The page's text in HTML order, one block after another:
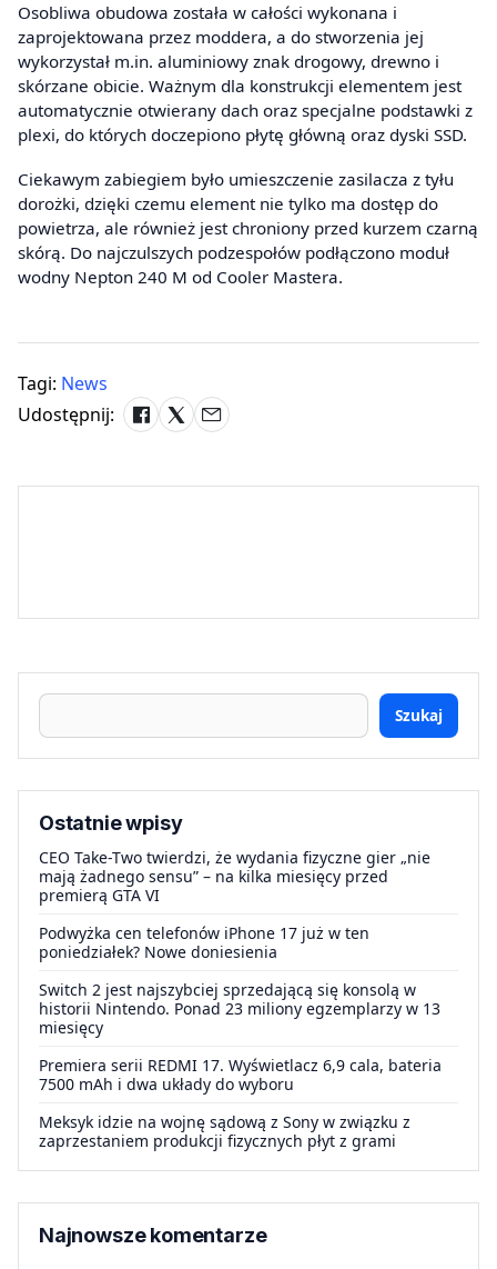
Osobliwa obudowa została w całości wykonana i
zaprojektowana przez moddera, a do stworzenia jej
wykorzystał m.in. aluminiowy znak drogowy, drewno i
skórzane obicie. Ważnym dla konstrukcji elementem jest
automatycznie otwierany dach oraz specjalne podstawki z
plexi, do których doczepiono płytę główną oraz dyski SSD.
Ciekawym zabiegiem było umieszczenie zasilacza z tyłu
dorożki, dzięki czemu element nie tylko ma dostęp do
powietrza, ale również jest chroniony przed kurzem czarną
skórą. Do najczulszych podzespołów podłączono moduł
wodny Nepton 240 M od Cooler Mastera.
Tagi: News
Udostępnij:
Szukaj
Ostatnie wpisy
CEO Take-Two twierdzi, że wydania fizyczne gier „nie
mają żadnego sensu” – na kilka miesięcy przed
premierą GTA VI
Podwyżka cen telefonów iPhone 17 już w ten
poniedziałek? Nowe doniesienia
Switch 2 jest najszybciej sprzedającą się konsolą w
historii Nintendo. Ponad 23 miliony egzemplarzy w 13
miesięcy
Premiera serii REDMI 17. Wyświetlacz 6,9 cala, bateria
7500 mAh i dwa układy do wyboru
Meksyk idzie na wojnę sądową z Sony w związku z
zaprzestaniem produkcji fizycznych płyt z grami
Najnowsze komentarze